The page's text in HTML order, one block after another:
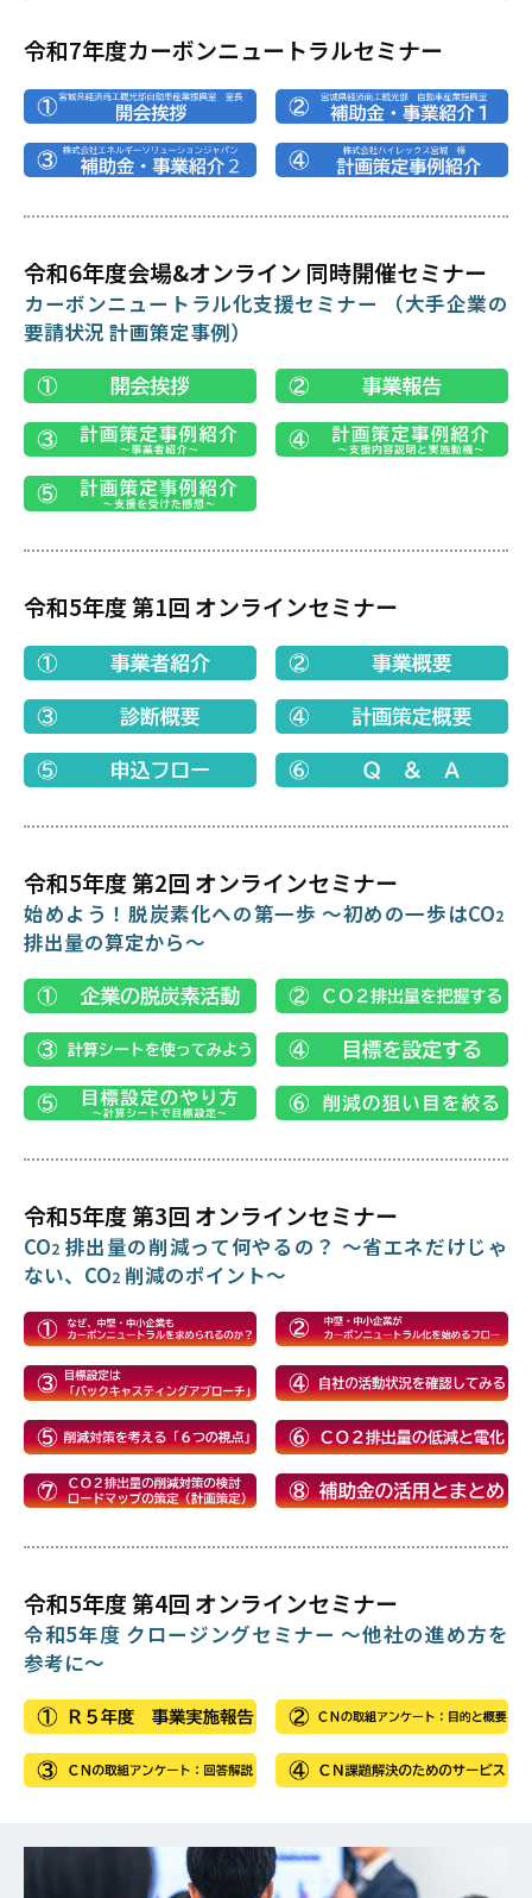
令和7年度カーボンニュートラルセミナー
令和6年度会場&オンライン 同時開催セミナー
カーボンニュートラル化支援セミナー （大手企業の
要請状況 計画策定事例）
令和5年度 第1回 オンラインセミナー
令和5年度 第2回 オンラインセミナー
始めよう！脱炭素化への第一歩 ～初めの一歩はCO2
排出量の算定から～
令和5年度 第3回 オンラインセミナー
CO2 排出量の削減って何やるの？ ～省エネだけじゃ
ない、CO2 削減のポイント～
令和5年度 第4回 オンラインセミナー
令和5年度 クロージングセミナー ～他社の進め方を
参考に～